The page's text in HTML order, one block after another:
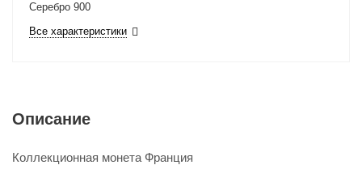
Серебро 900
Все характеристики
Описание
Коллекционная монета Франция